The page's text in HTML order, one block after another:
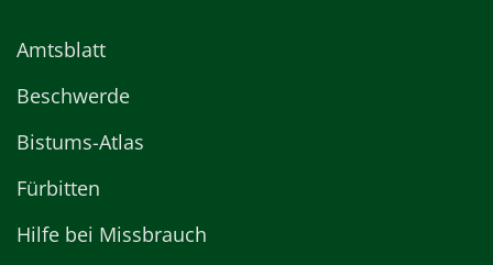
Amtsblatt
Beschwerde
Bistums-Atlas
Fürbitten
Hilfe bei Missbrauch